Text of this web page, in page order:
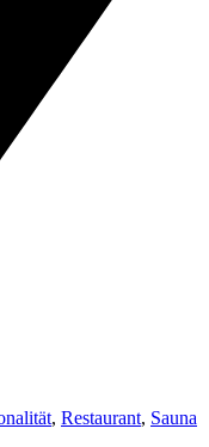
, Restaurant, Sauna